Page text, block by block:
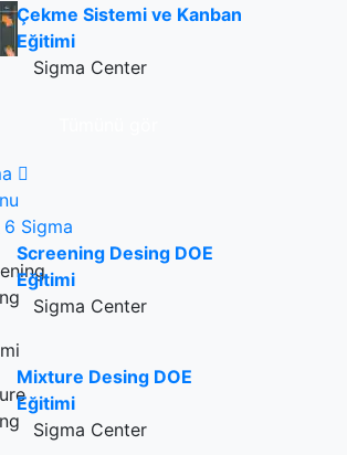
Çekme Sistemi ve Kanban
Eğitimi
Sigma Center
6 Sigma
Screening Desing DOE
Eğitimi
Sigma Center
Mixture Desing DOE
Eğitimi
Sigma Center